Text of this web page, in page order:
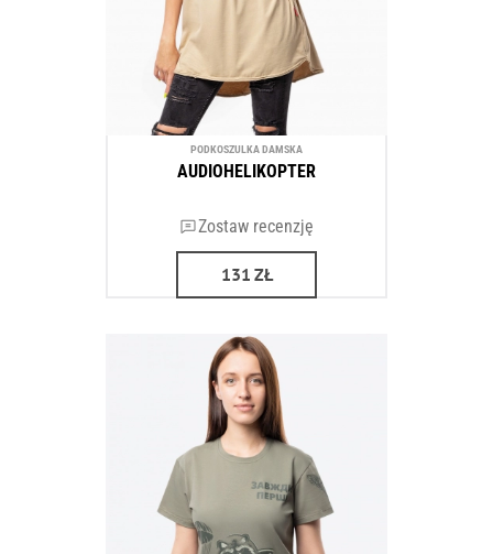
PODKOSZULKA DAMSKA
AUDIOHELIKOPTER
Zostaw recenzję
131 ZŁ